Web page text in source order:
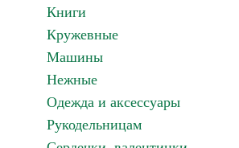
Книги
Кружевные
Машины
Нежные
Одежда и аксессуары
Рукодельницам